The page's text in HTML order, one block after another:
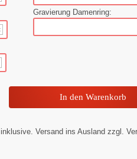
Gravierung Damenring:
Versand ins Ausland zzgl.